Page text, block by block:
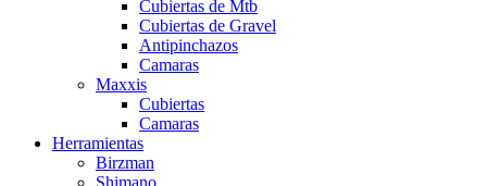
Cubiertas de Mtb
Cubiertas de Gravel
Antipinchazos
Camaras
Maxxis
Cubiertas
Camaras
Herramientas
Birzman
Shimano